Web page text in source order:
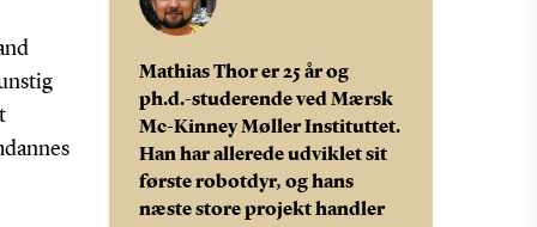
Mathias Thor er 25 år og
ph.d.-studerende ved Mærsk
Mc-Kinney Møller Instituttet.
Han har allerede udviklet sit
første robotdyr, og hans
næste store projekt handler